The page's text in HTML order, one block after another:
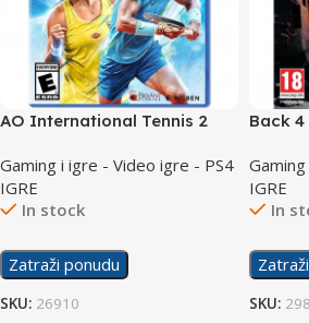
AO International Tennis 2
Gaming i igre - Video igre - PS4
IGRE
In stock
Zatraži ponudu
SKU: 26910
Back
IGRE
In
SKU: